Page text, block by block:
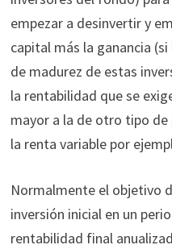
empezar a desinvertir y
capital más la ganancia
de madurez de estas
la rentabilidad que se
mayor a la de otro tipo
la renta variable por
Normalmente el objetivo
inversión inicial en un
rentabilidad final